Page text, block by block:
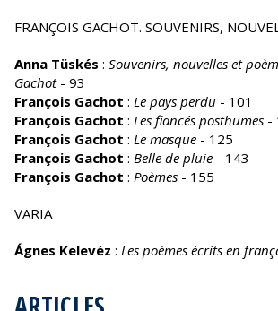
FRANÇOIS GACHOT. SOUVENIRS,
Anna Tüskés : Souvenirs, nouvelles et
Gachot- 93
François Gachot : Le pays perdu - 101
François Gachot : Les fiancés posthumes -
François Gachot : Le masque - 125
François Gachot : Belle de pluie - 143
François Gachot : Poèmes - 155
VARIA
Ágnes Kelevéz : Les poèmes écrits en